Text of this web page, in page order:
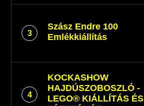
3
Szász Endre 100
Emlékkiállítás
4
KOCKASHOW
HAJDÚSZOBOSZLÓ -
LEGO® KIÁLLÍTÁS ÉS